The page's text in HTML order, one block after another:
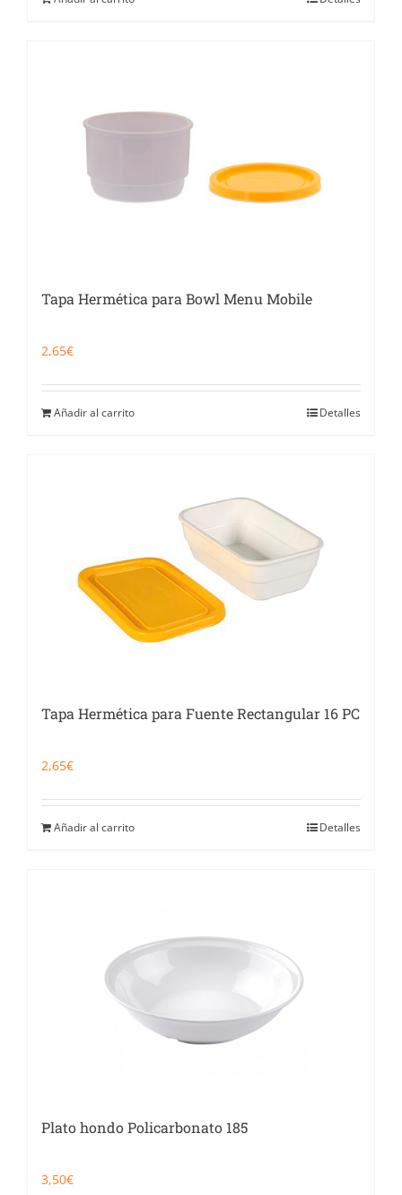
Tapa Hermética para Bowl Menu Mobile
2,65€
Añadir al carrito Detalles
Tapa Hermética para Fuente Rectangular 16 PC
2,65€
Añadir al carrito Detalles
Plato hondo Policarbonato 185
3,50€